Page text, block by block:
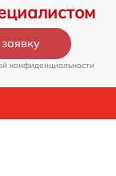
конфиденциальности